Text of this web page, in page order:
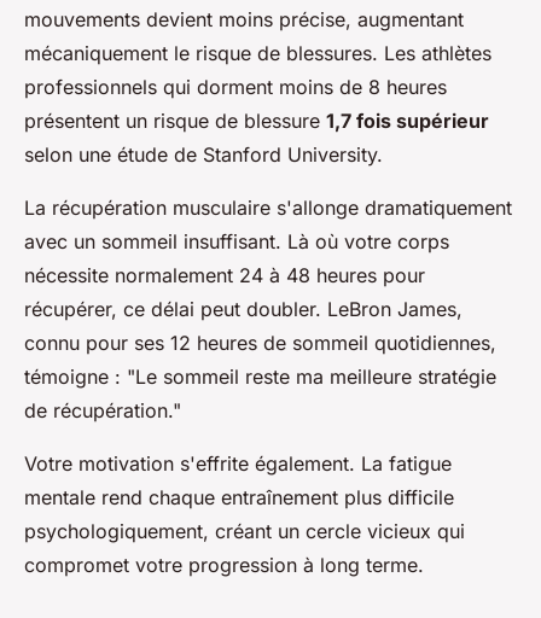
mouvements devient moins précise, augmentant
mécaniquement le risque de blessures. Les athlètes
professionnels qui dorment moins de 8 heures
présentent un risque de blessure 1,7 fois supérieur
selon une étude de Stanford University.
La récupération musculaire s'allonge dramatiquement
avec un sommeil insuffisant. Là où votre corps
nécessite normalement 24 à 48 heures pour
récupérer, ce délai peut doubler. LeBron James,
connu pour ses 12 heures de sommeil quotidiennes,
témoigne : "Le sommeil reste ma meilleure stratégie
de récupération."
Votre motivation s'effrite également. La fatigue
mentale rend chaque entraînement plus difficile
psychologiquement, créant un cercle vicieux qui
compromet votre progression à long terme.